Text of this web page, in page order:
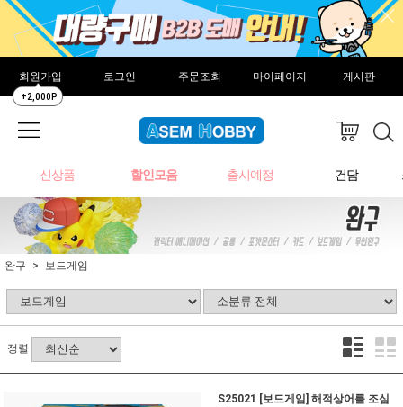
회원가입
+2,000P
로그인 주문조회 마이페이지 게시판
신상품 할인모음 출시예정 건담
완구 보드게임
정렬
S25021 [보드게임] 해적상어를 조심